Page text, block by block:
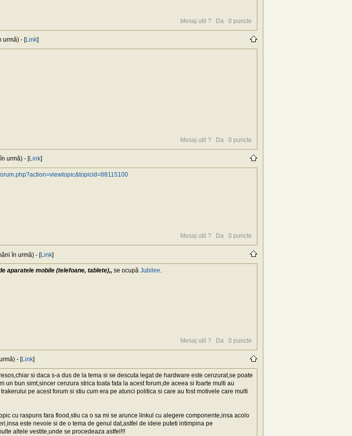
Mesaj util ? Da 0 puncte
urmă) - [Link]
Mesaj util ? Da 0 puncte
urmă) - [Link]
Mesaj util ? Da 0 puncte
în urmă) - [Link]
aparatele mobile (telefoane, tablete),, se ocupă Jubilee.
Mesaj util ? Da 0 puncte
- [Link]
si daca s-a dus de la tema si se descuta legat de hardware este cenzurat,se poate
un bun simt,sincer cenzura strica toata fata la acest forum,de aceea si foarte multi au
pe acest forum si stiu cum era pe atunci politica si care au fost motivele care multi
cu raspuns fara flood,stiu ca o sa mi se arunce linkul cu alegere componente,insa acolo
este nevoie si de o tema de genul dat,astfel de ideie puteti intimpina pe
altele vestite,unde se procedeaza astfel!!!